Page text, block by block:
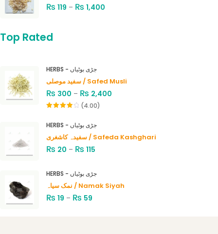
₨ 119 – ₨ 1,400
Top Rated
HERBS - جڑی بوٹیاں
سفید موصلی / Safed Musli
₨ 300 – ₨ 2,400
of 5
(4.00)
HERBS - جڑی بوٹیاں
سفیدہ کاشغری / Safeda Kashghari
₨ 20 – ₨ 115
HERBS - جڑی بوٹیاں
نمک سیاہ / Namak Siyah
₨ 19 – ₨ 59